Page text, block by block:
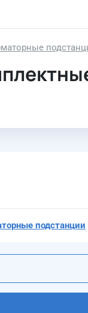
подстанции